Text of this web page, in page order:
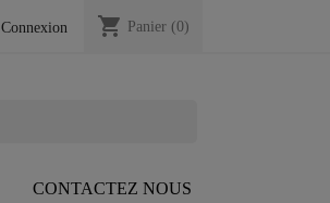
Connexion shopping_cart Panier (0)
CONTACTEZ NOUS